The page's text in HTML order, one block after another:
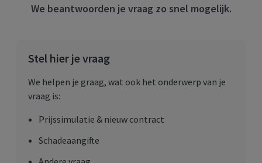
We beantwoorden je vraag zo snel mogelijk.
Stel hier je vraag
We helpen je graag, wat ook het onderwerp van je
vraag is:
Prijssimulatie & nieuw contract
Schadeaangifte